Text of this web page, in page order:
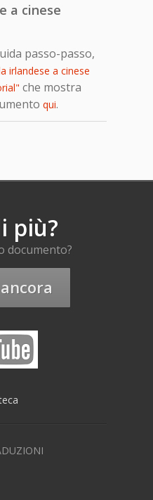
a cinese
passo-passo,
irlandese a cinese
che mostra
qui.
più?
documento?